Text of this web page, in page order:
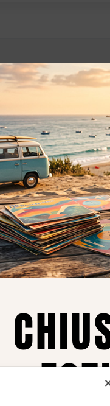
interessati!
Privacy
Privacy Policy
Cookie Policy